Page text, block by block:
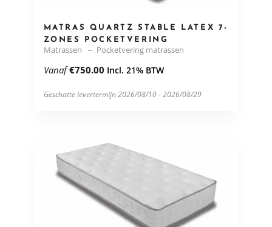
MATRAS QUARTZ STABLE LATEX 7-
ZONES POCKETVERING
Matrassen Pocketvering matrassen
Vanaf €750.00 Incl. 21% BTW
Geschatte levertermijn 2026/08/10 - 2026/08/29